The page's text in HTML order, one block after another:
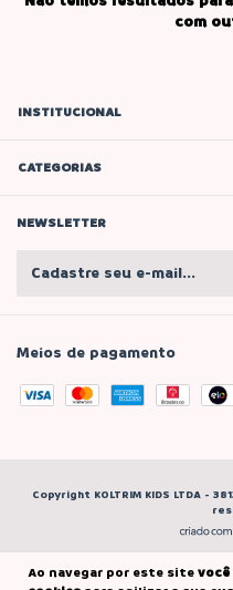
Ao navegar por este site
com
INSTITUCIONAL
CATEGORIAS
NEWSLETTER
Meios de pagamento
Copyright KOLTRIM KIDS LTDA -